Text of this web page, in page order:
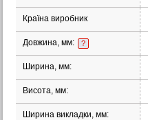
Країна виробник
Довжина, мм: ?
Ширина, мм:
Висота, мм:
Ширина викладки, мм: